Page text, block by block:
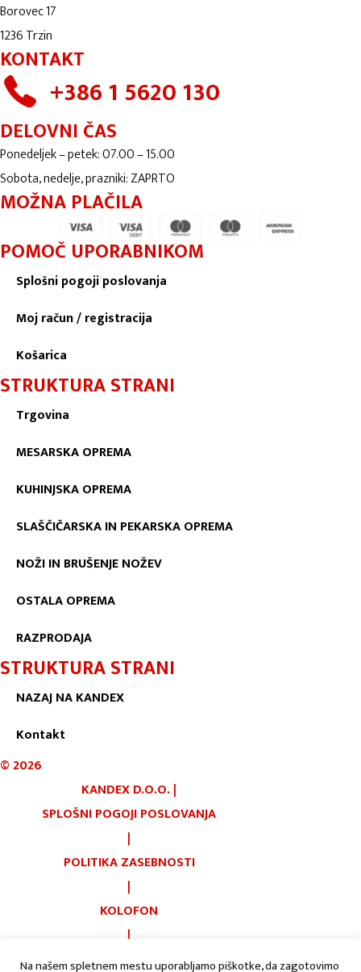
Borovec 17
1236 Trzin
KONTAKT
+386 1 5620 130
DELOVNI ČAS
Ponedeljek – petek: 07.00 – 15.00
Sobota, nedelje, prazniki: ZAPRTO
MOŽNA PLAČILA
POMOČ UPORABNIKOM
Splošni pogoji poslovanja
Moj račun / registracija
Košarica
STRUKTURA STRANI
Trgovina
MESARSKA OPREMA
KUHINJSKA OPREMA
SLAŠČIČARSKA IN PEKARSKA OPREMA
NOŽI IN BRUŠENJE NOŽEV
OSTALA OPREMA
RAZPRODAJA
STRUKTURA STRANI
NAZAJ NA KANDEX
Kontakt
©2026
KANDEX D.O.O.|
SPLOŠNI POGOJI POSLOVANJA
|
POLITIKA ZASEBNOSTI
|
KOLOFON
|
PIŠKOTKI
Na našem spletnem mestu uporabljamo piškotke, da zagotovimo